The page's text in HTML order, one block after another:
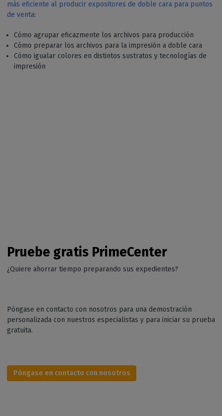
más eficiente al producir expositores de doble cara para puntos
de venta:
Cómo agrupar eficazmente los archivos para producción
Cómo preparar los archivos para la impresión a doble cara
Cómo igualar colores en distintos sustratos y tecnologías de
impresión
Pruebe gratis PrimeCenter
¿Quiere ahorrar tiempo preparando sus expedientes?
Póngase en contacto con nosotros para una demostración
personalizada con nuestros especialistas y para iniciar su prueba
gratuita.
Póngase en contacto con nosotros